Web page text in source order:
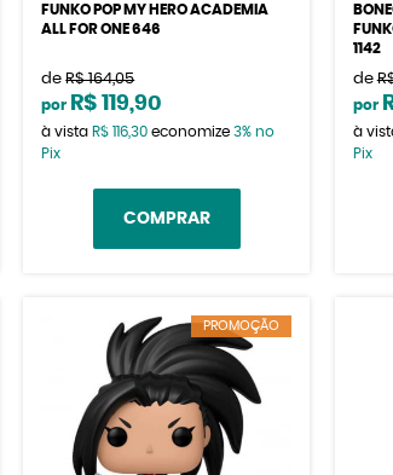
FUNKO POP MY HERO ACADEMIA
ALL FOR ONE 646
de R$ 164,05
por R$ 119,90
à vista R$ 116,30 economize3% no
Pix
COMPRAR
1142
de
por
à
Pix
PROMOÇÃO